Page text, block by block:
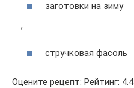
заготовки на зиму
,
стручковая фасоль
Оцените рецепт: Рейтинг: 4.4